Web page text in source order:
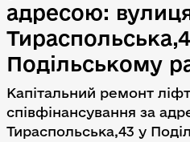
адресою:
Подільському
Капітальний ремонт
співфінансування за
Тираспольська,43 у